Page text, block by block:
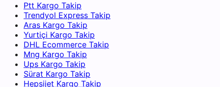
Ptt Kargo Takip
Trendyol Express Takip
Aras Kargo Takip
Yurtiçi Kargo Takip
DHL Ecommerce Takip
Mng Kargo Takip
Ups Kargo Takip
Sürat Kargo Takip
Hepsijet Kargo Takip